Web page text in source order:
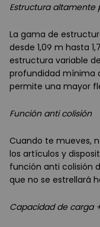
Estructura altamente
La gama de
desde 1,09 m hasta
estructura variable
profundidad mínima
permite una mayor
Función anti colisión
Cuando te mueves,
los artículos y
función anti colisión
que no se estrellará
Capacidad de carga